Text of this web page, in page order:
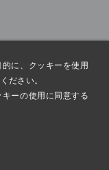
に、クッキーを使用
ださい。
ーの使用に同意する